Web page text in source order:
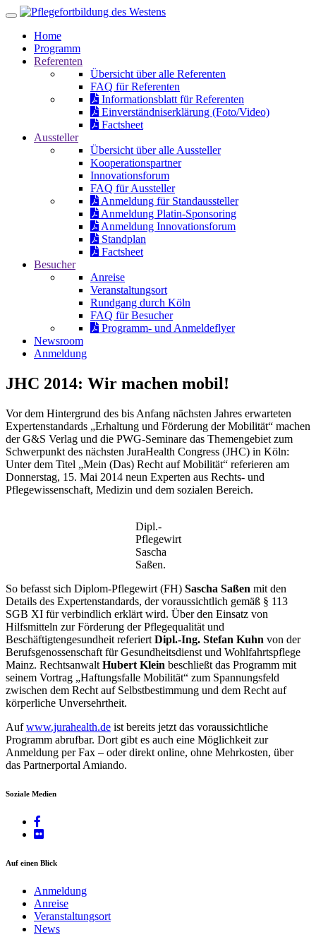
Home
Programm
Referenten
Übersicht über alle Referenten
FAQ für Referenten
Informationsblatt für Referenten
Einverständniserklärung (Foto/Video)
Factsheet
Aussteller
Übersicht über alle Aussteller
Kooperationspartner
Innovationsforum
FAQ für Aussteller
Anmeldung für Standaussteller
Anmeldung Platin-Sponsoring
Anmeldung Innovationsforum
Standplan
Factsheet
Besucher
Anreise
Veranstaltungsort
Rundgang durch Köln
FAQ für Besucher
Programm- und Anmeldeflyer
Newsroom
Anmeldung
JHC 2014: Wir machen mobil!
Vor dem Hintergrund des bis Anfang nächsten Jahres erwarteten
Expertenstandards „Erhaltung und Förderung der Mobilität“ machen
der G&S Verlag und die PWG-Seminare das Themengebiet zum
Schwerpunkt des nächsten JuraHealth Congress (JHC) in Köln:
Unter dem Titel „Mein (Das) Recht auf Mobilität“ referieren am
Donnerstag, 15. Mai 2014 neun Experten aus Rechts- und
Pflegewissenschaft, Medizin und dem sozialen Bereich.
Dipl.-
Pflegewirt
Sascha
Saßen.
So befasst sich Diplom-Pflegewirt (FH) Sascha Saßen mit den
Details des Expertenstandards, der voraussichtlich gemäß § 113
SGB XI für verbindlich erklärt wird. Über den Einsatz von
Hilfsmitteln zur Förderung der Pflegequalität und
Beschäftigtengesundheit referiert Dipl.-Ing. Stefan Kuhn von der
Berufsgenossenschaft für Gesundheitsdienst und Wohlfahrtspflege
Mainz. Rechtsanwalt Hubert Klein beschließt das Programm mit
seinem Vortrag „Haftungsfalle Mobilität“ zum Spannungsfeld
zwischen dem Recht auf Selbstbestimmung und dem Recht auf
körperliche Unversehrtheit.
Aufwww.jurahealth.de ist bereits jetzt das voraussichtliche
Programm abrufbar. Dort gibt es auch eine Möglichkeit zur
Anmeldung per Fax – oder direkt online, ohne Mehrkosten, über
das Partnerportal Amiando.
Soziale Medien
Auf einen Blick
Anmeldung
Anreise
Veranstaltungsort
News